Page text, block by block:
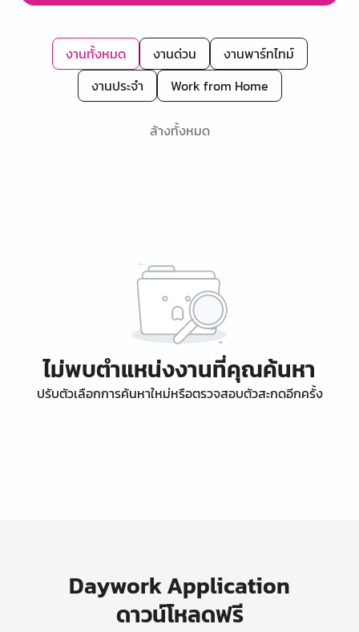
งานทั้งหมด งานด่วน
งานพาร์ทไทม์
งานประจำ
Work from Home
ล้างทั้งหมด
ไม่พบตำแหน่งงานที่คุณค้นหา
ปรับตัวเลือกการค้นหาใหม่หรือตรวจสอบตัวสะกดอีกครั้ง
Daywork Application
ดาวน์โหลดฟรี